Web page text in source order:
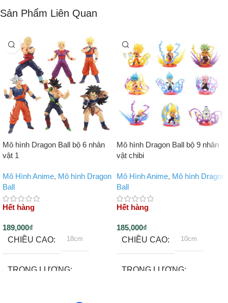
Sản Phẩm Liên Quan
Mô hình Dragon Ball bộ 6 nhân
vật 1
Mô Hình Anime, Mô hình Dragon
Ball
Hết hàng
189,000₫
CHIỀU CAO
18cm
TRỌNG LƯỢNG
Mô hình Dragon Ball bộ 9 nhân
vật chibi
Mô Hình Anime, Mô hình Dragon
Ball
Hết hàng
185,000₫
CHIỀU CAO
10cm
TRỌNG LƯỢNG